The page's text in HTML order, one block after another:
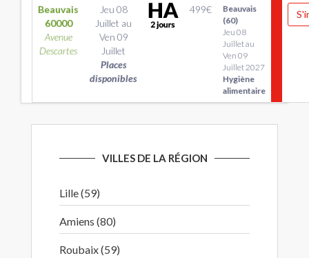
Beauvais
60000
Avenue
Descartes
Jeu 08
Juillet au
Ven 09
Juillet
Places
disponibles
499€
Beauvais
(60)
Jeu 08
Juillet au
Ven 09
Juillet 2027
Hygiène
alimentaire
VILLES DE LA RÉGION
Lille (59)
Amiens (80)
Roubaix (59)